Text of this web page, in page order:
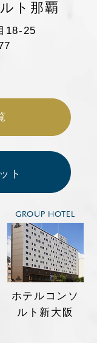
ト那覇
18-25
ト
GROUP HOTEL
ホテルコンソ
ルト新大阪